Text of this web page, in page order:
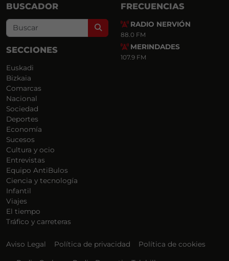
BUSCADOR
Search
SECCIONES
Euskadi
Bizkaia
Comarcas
Nacional
Sociedad
Deportes
Economía
Sucesos
Cultura y ocio
Entrevistas
Equipo AntiBulos
Ciencia y tecnología
Infantil
Viajes
El tiempo
Tráfico y carreteras
FRECUENCIAS
RADIO NERVIÓN
88.0 FM
MERINDADES
107.9 FM
Aviso Legal Política de privacidad Política de cookies